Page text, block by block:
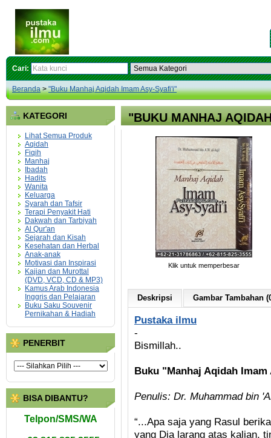
Cari:
Beranda>"Buku Manhaj Aqidah Imam Asy-Syafi'i"
KATEGORI
Lihat Semua Produk
Aqidah
Fiqih
Manhaj
Ibadah
Hadits
Wanita
Keluarga
Syarah dan Tafsir
Terapi Penyakit Hati
Dakwah dan Tarbiyah
Al Qur'an
Sejarah dan Kisah
Kesehatan dan Herbal
Anak-anak
Motivasi dan Inspirasi
Kajian dan Murottal
(DVD, VCD, CD & MP3)
Kamus Arab Indonesia
Inggris dan Pelajaran
Buku Saku Souvenir
Pernikahan & Hadiah
PENERBIT
BISA DIBANTU?
Telpon/SMS/WA
"BUKU MANHAJ
Klik untuk memperbesar
Deskripsi Gambar Tambahan
Pustaka ilmu
-
Bismillah..
Buku "Manhaj Aqidah
Penulis: Dr. Muhammad bin
“...Apa saja yang Rasul
yang Dia larang atas kalian,